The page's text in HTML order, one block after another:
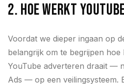
2. Hoe werkt
Voordat we dieper ingaan op
belangrijk om te begrijpen hoe
YouTube adverteren draait —
Ads — op een veilingsysteem.